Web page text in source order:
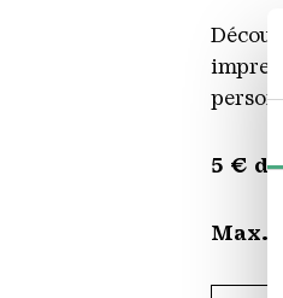
5 €
Max.